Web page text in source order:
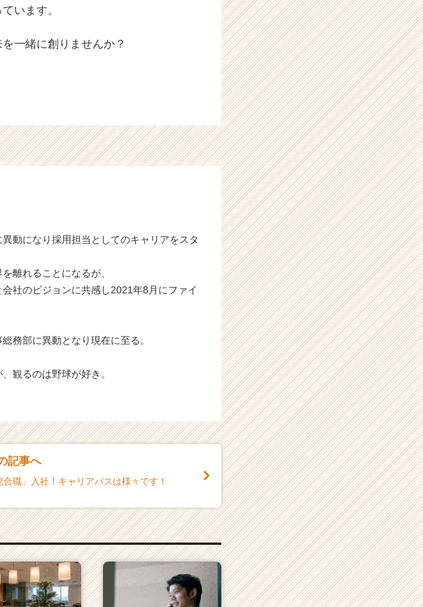
います。
一緒に創りませんか？
動になり採用担当としてのキャリアをスタ
離れることになるが、
社のビジョンに共感し2021年8月にファイ
務部に異動となり現在に至る。
観るのは野球が好き。
記事へ
合職」入社！キャリアパスは様々です！